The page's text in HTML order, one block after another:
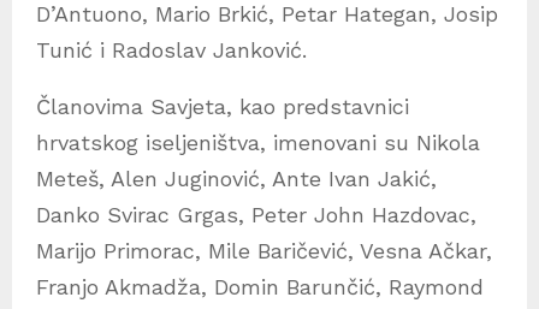
D’Antuono, Mario Brkić, Petar Hategan, Josip
Tunić i Radoslav Janković.
Članovima Savjeta, kao predstavnici
hrvatskog iseljeništva, imenovani su Nikola
Meteš, Alen Juginović, Ante Ivan Jakić,
Danko Svirac Grgas, Peter John Hazdovac,
Marijo Primorac, Mile Baričević, Vesna Ačkar,
Franjo Akmadža, Domin Barunčić, Raymond